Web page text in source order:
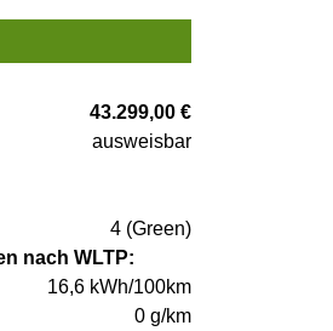
43.299,00 €
ausweisbar
4 (Green)
nach WLTP:
16,6 kWh/100km
0 g/km